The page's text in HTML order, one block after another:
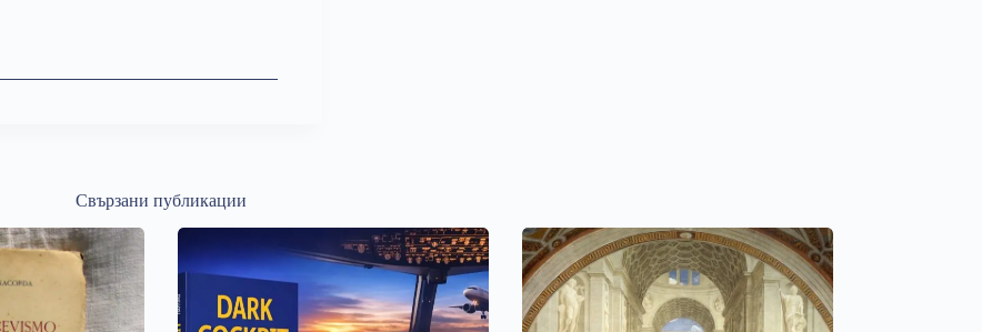
Свързани публикации